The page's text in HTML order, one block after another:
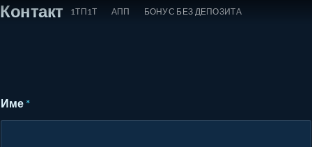
Прескочи
1ТП1Т АПП БОНУС БЕЗ ДЕПОЗИТА
Контакт
Име *